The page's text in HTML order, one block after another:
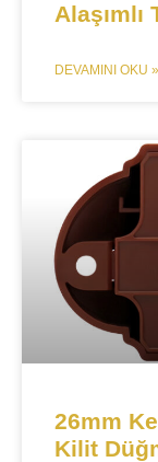
Alaşımlı
DEVAMINI OKU »
26mm
Kilit